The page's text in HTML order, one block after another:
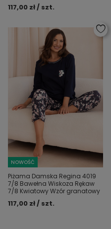
117,00 zł / szt.
NOWOŚĆ
Piżama Damska Regina 4019
7/8 Bawełna Wiskoza Rękaw
7/8 Kwiatowy Wzór granatowy
117,00 zł / szt.